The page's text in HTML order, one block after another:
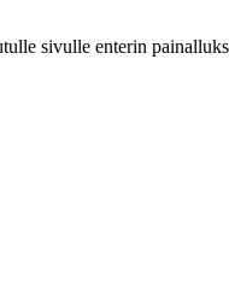
sivulle enterin